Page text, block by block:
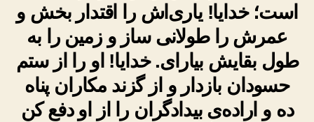
است؛ خدایا! یاری‌اش را اقتدار بخش و
عمرش را طولانی ساز و زمین را به
طول بقایش بیارای. خدایا! او را از ستم
حسودان بازدار و از گزند مکاران پناه
ده و اراده‌ی بیدادگران را از او دفع کن